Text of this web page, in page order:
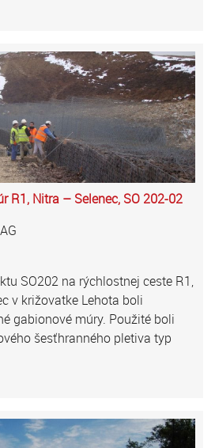
R1, Nitra – Selenec, SO 202-02
SO202 na rýchlostnej ceste R1,
v križovatke Lehota boli
gabionové múry. Použité boli
šesťhranného pletiva typ